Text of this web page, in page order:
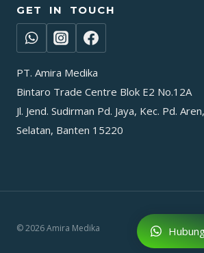
GET IN TOUCH
PT. Amira Medika
Bintaro Trade Centre Blok E2 No.12A
Jl. Jend. Sudirman Pd. Jaya, Kec. Pd.
Selatan, Banten 15220
© 2026 Amira Medika